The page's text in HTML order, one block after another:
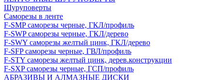
Шуруповерты
Саморезы в ленте
F-SMP саморезы черные, ГКЛ/профиль
F-SWP саморезы черные, ГКЛ/дерево
F-SWY саморезы желтый цинк, ГКЛ/дерево
F-SFP саморезы черные, ГВЛ/профиль
F-STY саморезы желтый цинк, дерев.конструкции
F-SXP саморезы черные, ГСП/профиль
АБРАЗИВЫ И АЛМАЗНЫЕ ДИСКИ